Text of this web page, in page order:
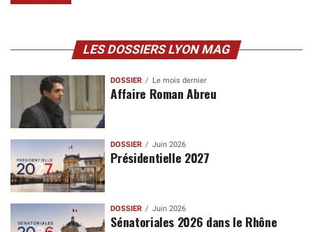
LES DOSSIERS LYON MAG
DOSSIER Le mois dernier
Affaire Roman Abreu
DOSSIER Juin 2026
Présidentielle 2027
DOSSIER Juin 2026
Sénatoriales 2026 dans le Rhône